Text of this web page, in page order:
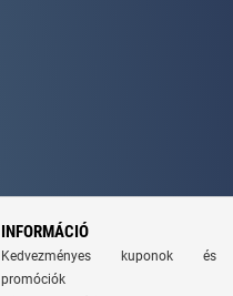
INFORMÁCIÓ
Kedvezményes kuponok és
promóciók